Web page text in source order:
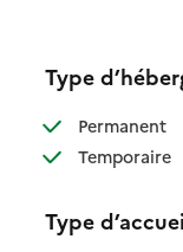
Type
Permanent
:
Temporaire
:
Type